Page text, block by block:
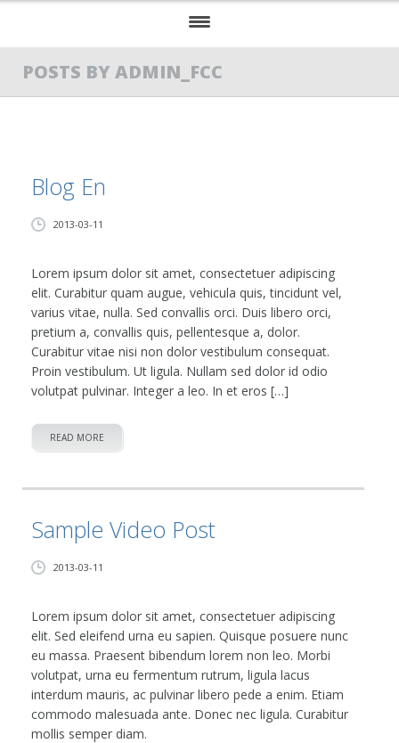
首页
服务案例
投资法国的好处
博客
联系我们
POSTS BY ADMIN_FCC
Blog En
2013-03-11
Lorem ipsum dolor sit amet, consectetuer adipiscing
elit. Curabitur quam augue, vehicula quis, tincidunt vel,
varius vitae, nulla. Sed convallis orci. Duis libero orci,
pretium a, convallis quis, pellentesque a, dolor.
Curabitur vitae nisi non dolor vestibulum consequat.
Proin vestibulum. Ut ligula. Nullam sed dolor id odio
volutpat pulvinar. Integer a leo. In et eros […]
READ MORE
Sample Video Post
2013-03-11
Lorem ipsum dolor sit amet, consectetuer adipiscing
elit. Sed eleifend urna eu sapien. Quisque posuere nunc
eu massa. Praesent bibendum lorem non leo. Morbi
volutpat, urna eu fermentum rutrum, ligula lacus
interdum mauris, ac pulvinar libero pede a enim. Etiam
commodo malesuada ante. Donec nec ligula. Curabitur
mollis semper diam.